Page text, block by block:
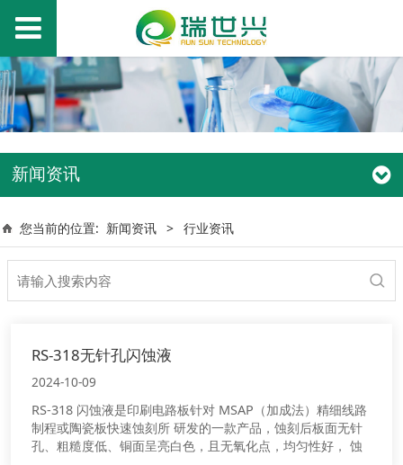
新闻资讯
您当前的位置: 新闻资讯 > 行业资讯
RS-318无针孔闪蚀液
2024-10-09
RS-318 闪蚀液是印刷电路板针对 MSAP（加成法）精细线路
制程或陶瓷板快速蚀刻所 研发的一款产品，蚀刻后板面无针
孔、粗糙度低、铜面呈亮白色，且无氧化点，均匀性好， 蚀